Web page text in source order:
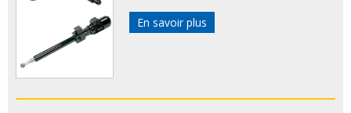
En savoir plus